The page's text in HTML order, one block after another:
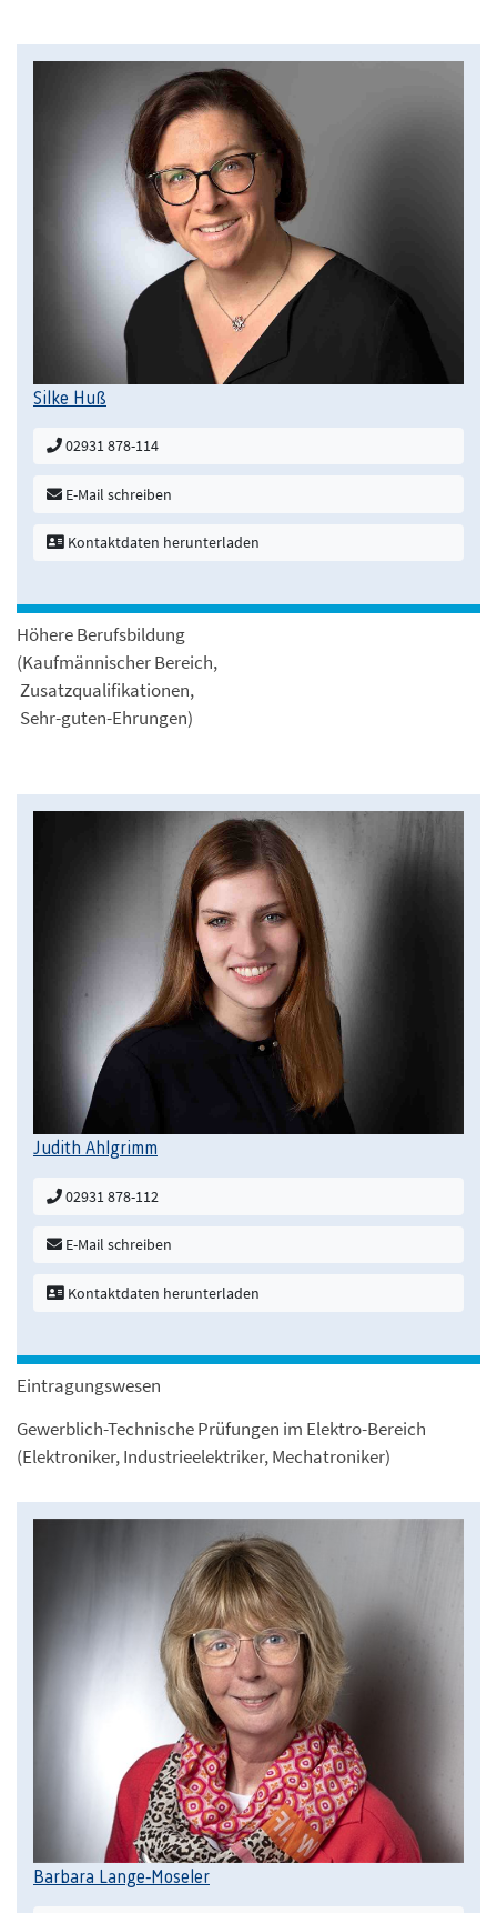
Silke Huß
02931 878-114
E-Mail schreiben
Kontaktdaten herunterladen
Höhere Berufsbildung
(Kaufmännischer Bereich,
Zusatzqualifikationen,
Sehr-guten-Ehrungen)
Judith Ahlgrimm
02931 878-112
E-Mail schreiben
Kontaktdaten herunterladen
Eintragungswesen
Gewerblich-Technische Prüfungen im Elektro-Bereich
(Elektroniker, Industrieelektriker, Mechatroniker)
Barbara Lange-Moseler